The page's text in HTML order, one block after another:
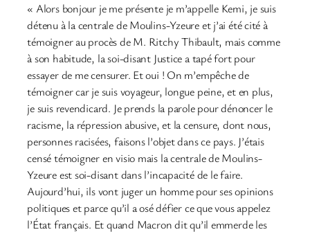
« Alors bonjour je me présente je m’appelle Kemi, je suis
détenu à la centrale de Moulins-Yzeure et j’ai été cité à
témoigner au procès de M. Ritchy Thibault, mais comme
à son habitude, la soi-disant Justice a tapé fort pour
essayer de me censurer. Et oui ! On m’empêche de
témoigner car je suis voyageur, longue peine, et en plus,
je suis revendicard. Je prends la parole pour dénoncer le
racisme, la répression abusive, et la censure, dont nous,
personnes racisées, faisons l’objet dans ce pays. J’étais
censé témoigner en visio mais la centrale de Moulins-
Yzeure est soi-disant dans l’incapacité de le faire.
Aujourd’hui, ils vont juger un homme pour ses opinions
politiques et parce qu’il a osé défier ce que vous appelez
l’État français. Et quand Macron dit qu’il emmerde les